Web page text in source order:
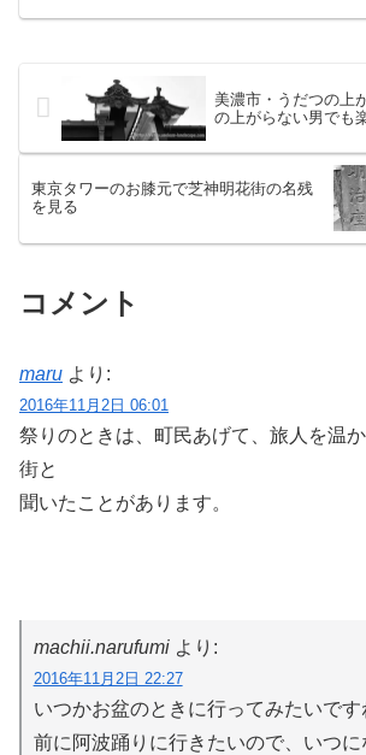
美濃市・うだつの上
の上がらない男でも
東京タワーのお膝元で芝神明花街の名残
を見る
コメント
maru より:
2016年11月2日 06:01
祭りのときは、町民あげて、旅人を温
街と
聞いたことがあります。
machii.narufumi より:
2016年11月2日 22:27
いつかお盆のときに行ってみたいです
前に阿波踊りに行きたいので、いつに